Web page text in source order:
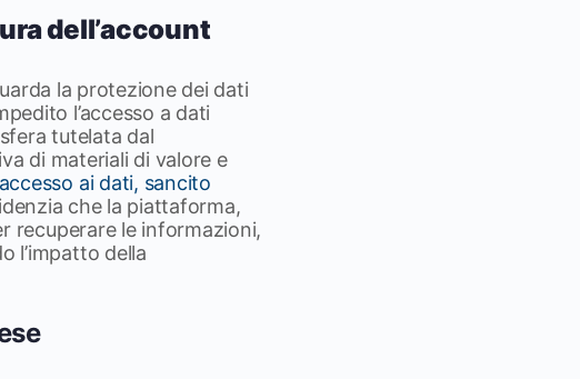
dell’account
la protezione dei dati
l’accesso a dati
tutelata dal
di materiali di valore e
ai dati, sancito
che la piattaforma,
recuperare le informazioni,
l’impatto della